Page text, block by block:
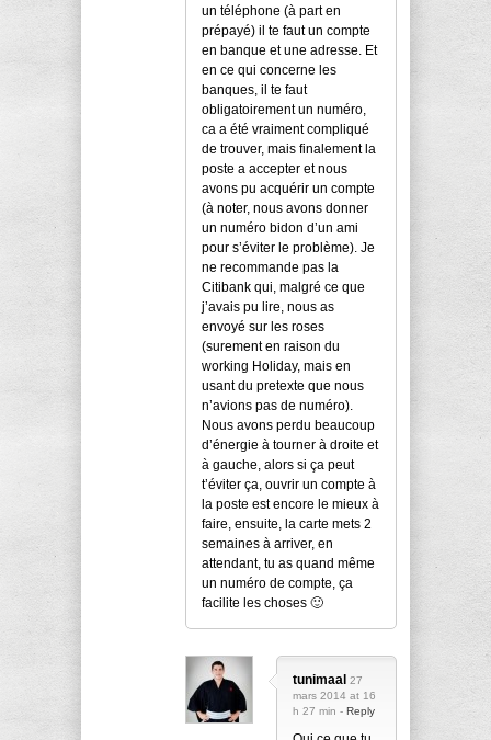
un téléphone (à part en
prépayé) il te faut un compte
en banque et une adresse. Et
en ce qui concerne les
banques, il te faut
obligatoirement un numéro,
ca a été vraiment compliqué
de trouver, mais finalement la
poste a accepter et nous
avons pu acquérir un compte
(à noter, nous avons donner
un numéro bidon d’un ami
pour s’éviter le problème). Je
ne recommande pas la
Citibank qui, malgré ce que
j’avais pu lire, nous as
envoyé sur les roses
(surement en raison du
working Holiday, mais en
usant du pretexte que nous
n’avions pas de numéro).
Nous avons perdu beaucoup
d’énergie à tourner à droite et
à gauche, alors si ça peut
t’éviter ça, ouvrir un compte à
la poste est encore le mieux à
faire, ensuite, la carte mets 2
semaines à arriver, en
attendant, tu as quand même
un numéro de compte, ça
facilite les choses 🙂
tunimaal 27
mars 2014 at 16
h 27 min - Reply